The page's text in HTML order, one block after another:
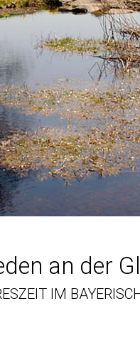
an der
IM